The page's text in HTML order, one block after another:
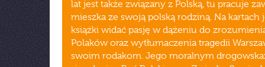
lat jest także związany z Polską, tu pracuje
mieszka ze swoją polską rodziną. Na kartach
książki widać pasję w dążeniu do
Polaków oraz wytłumaczenia tragedii
swoim rodakom. Jego moralnym